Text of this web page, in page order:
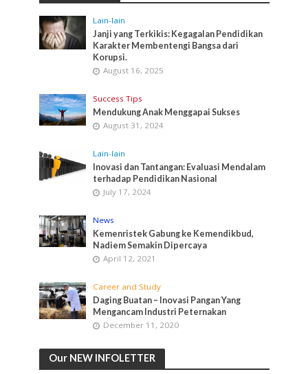
Lain-lain
Janji yang Terkikis: Kegagalan Pendidikan
Karakter Membentengi Bangsa dari
Korupsi.
August 16, 2025
Success Tips
Mendukung Anak Menggapai Sukses
August 31, 2024
Lain-lain
Inovasi dan Tantangan: Evaluasi Mendalam
terhadap Pendidikan Nasional
July 17, 2024
News
Kemenristek Gabung ke Kemendikbud,
Nadiem Semakin Dipercaya
April 12, 2021
Career and Study
Daging Buatan – Inovasi Pangan Yang
Mengancam Industri Peternakan
December 11, 2020
Our NEW INFOLETTER